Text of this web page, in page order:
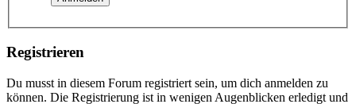
Registrieren
Du musst in diesem Forum registriert sein, um dich anmelden zu
können. Die Registrierung ist in wenigen Augenblicken erledigt und